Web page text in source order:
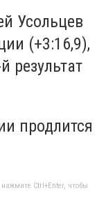
Усольцев
(+3:16,9),
результат
продлится
Ctrl+Enter, чтобы